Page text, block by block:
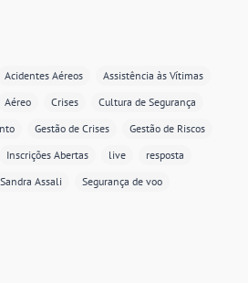
Acidentes Aéreos
Assistência às Vítimas
Aéreo Crises
Cultura de Segurança
Gestão de Crises
Gestão de Riscos
Inscrições Abertas live
resposta
Sandra Assali Segurança de voo